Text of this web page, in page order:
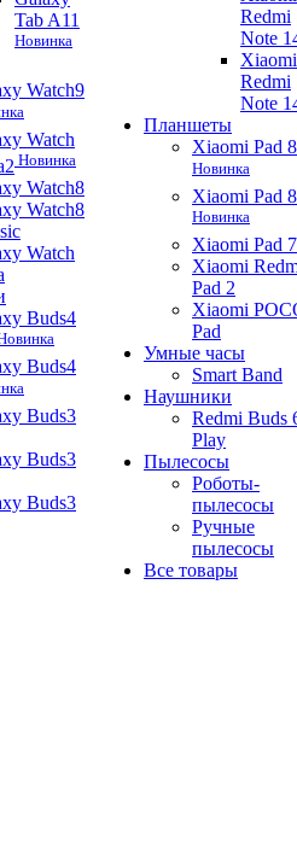
Tab A11
Новинка
Watch9
Watch
Новинка
Watch8
Watch8
Watch
Buds4
Buds4
Buds3
Buds3
Buds3
Redmi
Note
Xiaomi
Redmi
Note
Планшеты
Xiaomi Pad
Новинка
Xiaomi Pad 8
Новинка
Xiaomi Pad 7
Xiaomi
Pad 2
Xiaomi
Pad
Умные часы
Smart Band
Наушники
Redmi Buds
Play
Пылесосы
Роботы-
пылесосы
Ручные
пылесосы
Все товары